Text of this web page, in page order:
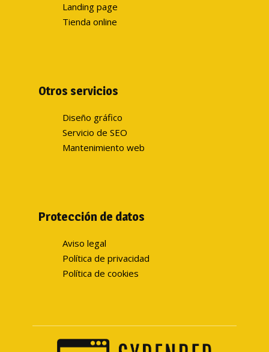
Landing page
Tienda online
Otros servicios
Diseño gráfico
Servicio de SEO
Mantenimiento web
Protección de datos
Aviso legal
Política de privacidad
Política de cookies